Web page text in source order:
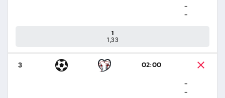
-
-
1
1,33
3
02:00
-
-